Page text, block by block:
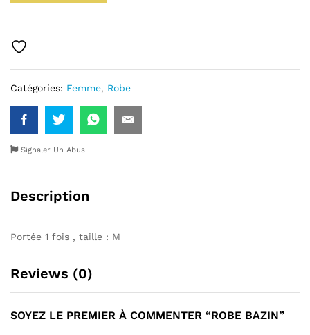
Catégories: Femme, Robe
Signaler Un Abus
Description
Portée 1 fois , taille : M
Reviews (0)
SOYEZ LE PREMIER À COMMENTER “ROBE BAZIN”